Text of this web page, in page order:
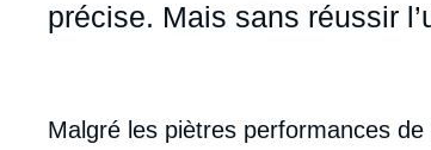
précise. Mais sans réussir
body
Malgré les piè­tres performances